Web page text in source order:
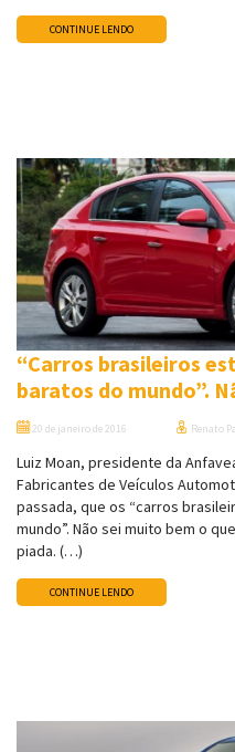
CONTINUE LENDO
“Carros brasileiros
baratos do mundo”.
20 de janeiro de 2016 Renato
Luiz Moan, presidente da
Fabricantes de Veículos
passada, que os “carros
mundo”. Não sei muito bem o
piada. (…)
CONTINUE LENDO